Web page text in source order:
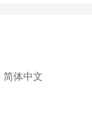
简体中文